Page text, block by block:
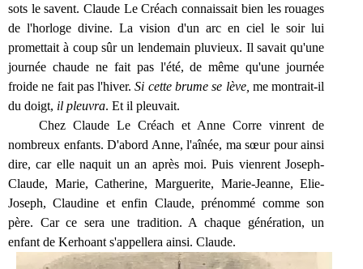
sots le savent. Claude Le Créach connaissait bien les rouages
de l'horloge divine. La vision d'un arc en ciel le soir lui
promettait à coup sûr un lendemain pluvieux. Il savait qu'une
journée chaude ne fait pas l'été, de même qu'une journée
froide ne fait pas l'hiver.Si cette brume se lève, me montrait-il
du doigt, il pleuvra. Et il pleuvait.
Chez Claude Le Créach et Anne Corre vinrent de
nombreux enfants. D'abord Anne, l'aînée, ma sœur pour ainsi
dire, car elle naquit un an après moi. Puis vienrent Joseph-
Claude, Marie, Catherine, Marguerite, Marie-Jeanne, Elie-
Joseph, Claudine et enfin Claude, prénommé comme son
père. Car ce sera une tradition. A chaque génération, un
enfant de Kerhoant s'appellera ainsi. Claude.